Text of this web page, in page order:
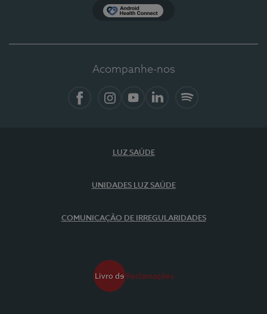
Acompanhe-nos
LUZ SAÚDE
UNIDADES LUZ SAÚDE
COMUNICAÇÃO DE IRREGULARIDADES